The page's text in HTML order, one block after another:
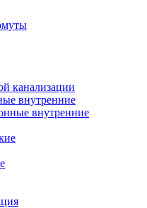
канализации
внутренние
внутренние